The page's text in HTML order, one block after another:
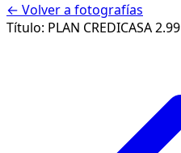
← Volver a fotografías
Título: PLAN CREDICASA 2.99